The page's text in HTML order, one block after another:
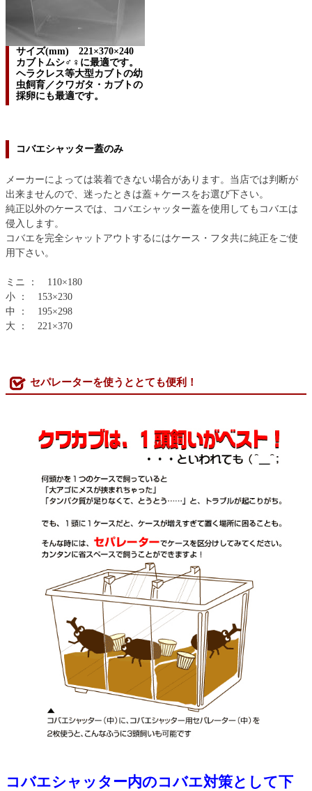
サイズ(mm) 221×370×240
カブトムシ♂♀に最適です。
ヘラクレス等大型カブトの幼
虫飼育／クワガタ・カブトの
採卵にも最適です。
コバエシャッター蓋のみ
メーカーによっては装着できない場合があります。当店では判断が
出来ませんので、迷ったときは蓋＋ケースをお選び下さい。
純正以外のケースでは、コバエシャッター蓋を使用してもコバエは
侵入します。
コバエを完全シャットアウトするにはケース・フタ共に純正をご使
用下さい。
ミニ ： 110×180
小 ： 153×230
中 ： 195×298
大 ： 221×370
セパレーターを使うととても便利！
コバエシャッター内のコバエ対策として下